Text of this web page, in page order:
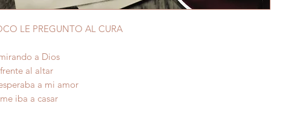
LE PREGUNTO AL CURA
a Dios
al altar
a mi amor
iba a casar